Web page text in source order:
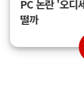
PC 논란 '오디
떨까